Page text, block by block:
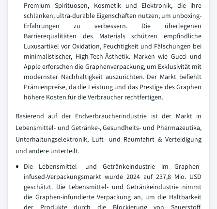
Premium Spirituosen, Kosmetik und Elektronik, die ihre
schlanken, ultra-durable Eigenschaften nutzen, um unboxing-
Erfahrungen zu verbessern. Die überlegenen
Barrierequalitäten des Materials schützen empfindliche
Luxusartikel vor Oxidation, Feuchtigkeit und Fälschungen bei
minimalistischer, High-Tech-Ästhetik. Marken wie Gucci und
Apple erforschen die Graphenverpackung, um Exklusivität mit
modernster Nachhaltigkeit auszurichten. Der Markt befiehlt
Prämienpreise, da die Leistung und das Prestige des Graphen
höhere Kosten für die Verbraucher rechtfertigen.
Basierend auf der Endverbraucherindustrie ist der Markt in
Lebensmittel- und Getränke-, Gesundheits- und Pharmazeutika,
Unterhaltungselektronik, Luft- und Raumfahrt & Verteidigung
und andere unterteilt.
Die Lebensmittel- und Getränkeindustrie im Graphen-
infused-Verpackungsmarkt wurde 2024 auf 237,8 Mio. USD
geschätzt. Die Lebensmittel- und Getränkeindustrie nimmt
die Graphen-infundierte Verpackung an, um die Haltbarkeit
der Produkte durch die Blockierung von Sauerstoff,